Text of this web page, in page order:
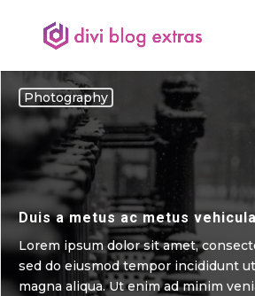
Photography
Duis a metus ac metus
Lorem ipsum dolor sit amet,
sed do eiusmod tempor incididunt
magna aliqua. Ut enim ad minim